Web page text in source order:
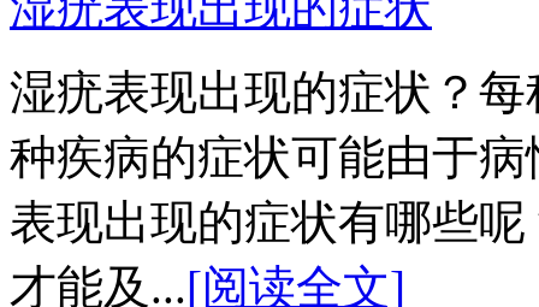
湿疣表现出现的症状？
种疾病的症状可能由于
表现出现的症状有哪些
才能及...[阅读全文]